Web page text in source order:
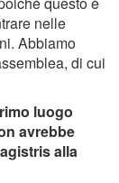
nelle
Abbiamo
di cui
luogo
avrebbe
alla